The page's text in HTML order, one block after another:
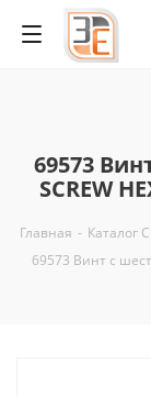
69573
SCREW
Главная - Каталог
69573 Винт с